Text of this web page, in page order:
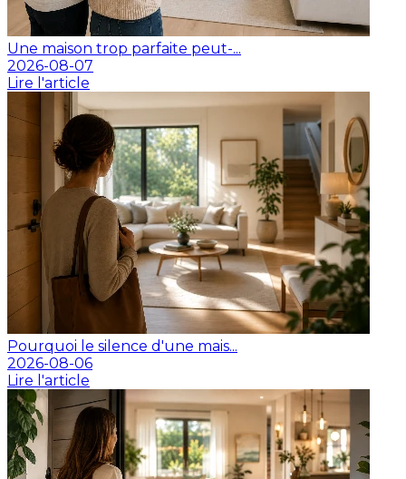
Une maison trop parfaite peut-...
2026-08-07
Lire l'article
Pourquoi le silence d'une mais...
2026-08-06
Lire l'article